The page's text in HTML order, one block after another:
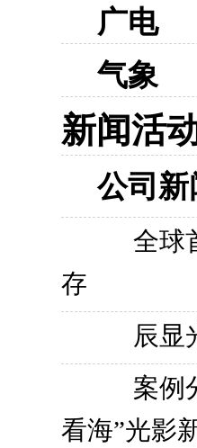
广电
气象
新闻活
公司新
全球
存
辰显
案例
看海”光影